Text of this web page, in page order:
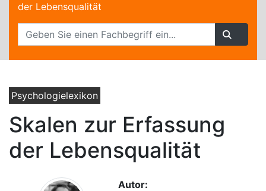
der Lebensqualität
Psychologielexikon
Skalen zur Erfassung
der Lebensqualität
Autor: